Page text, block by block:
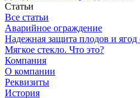
Статьи
Все статьи
Аварийное ограждение
Надежная защита плодов и
Мягкое стекло. Что это?
Компания
О компании
Реквизиты
История